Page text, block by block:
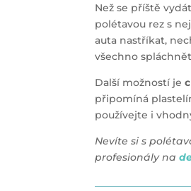
Než se příště
polétavou rez s
auta nastříkat,
všechno
Další možností je
připomíná
používejte i
Nevíte si s
profesionály na